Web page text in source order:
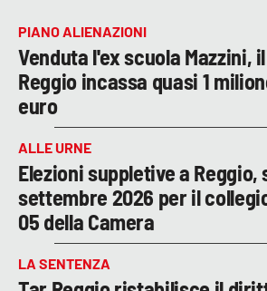
PIANO ALIENAZIONI
Venduta l'ex scuola Mazzini,
Reggio incassa quasi 1
euro
ALLE URNE
Elezioni suppletive a Reggio,
settembre 2026 per il
05 della Camera
LA SENTENZA